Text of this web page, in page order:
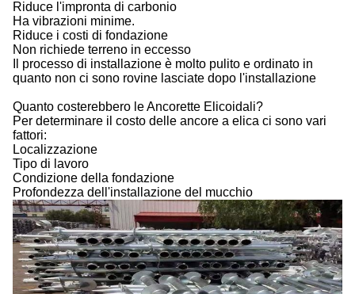
Riduce l'impronta di carbonio
Ha vibrazioni minime.
Riduce i costi di fondazione
Non richiede terreno in eccesso
Il processo di installazione è molto pulito e ordinato in
quanto non ci sono rovine lasciate dopo l'installazione
Quanto costerebbero le Ancorette Elicoidali?
Per determinare il costo delle ancore a elica ci sono vari
fattori:
Localizzazione
Tipo di lavoro
Condizione della fondazione
Profondezza dell'installazione del mucchio